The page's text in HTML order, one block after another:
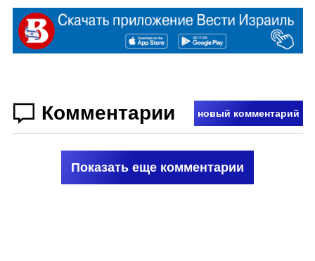
Комментарии новый комментарий
Показать еще комментарии